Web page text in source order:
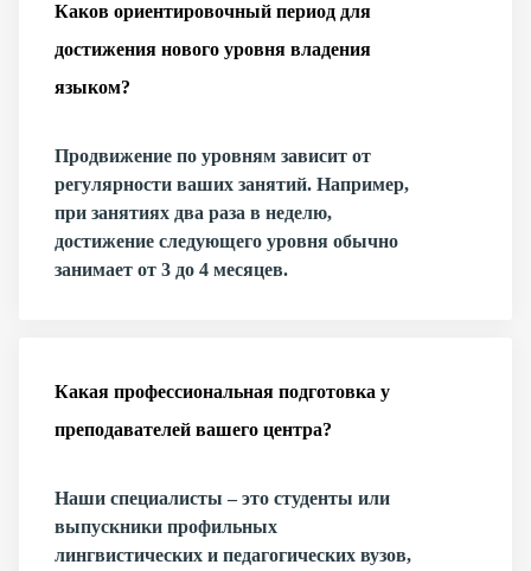
Каков ориентировочный период для
достижения нового уровня владения
языком?
Продвижение по уровням зависит от
регулярности ваших занятий. Например,
при занятиях два раза в неделю,
достижение следующего уровня обычно
занимает от 3 до 4 месяцев.
Какая профессиональная подготовка у
преподавателей вашего центра?
Наши специалисты – это студенты или
выпускники профильных
лингвистических и педагогических вузов,